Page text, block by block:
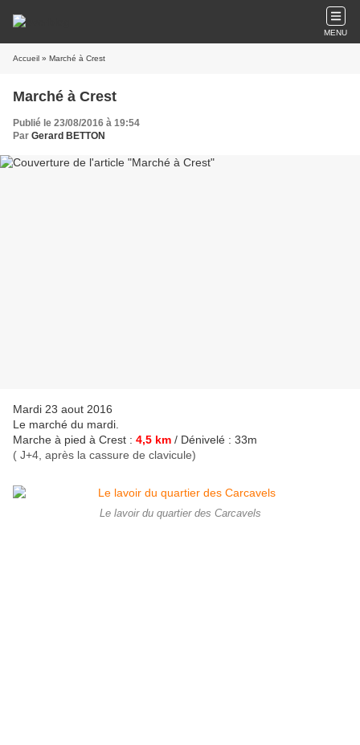
MENU
Accueil » Marché à Crest
Marché à Crest
Publié le 23/08/2016 à 19:54
Par Gerard BETTON
Mardi 23 aout 2016
Le marché du mardi.
Marche à pied à Crest : 4,5 km / Dénivelé : 33m
( J+4 , après la cassure de clavicule)
Le lavoir du quartier des Carcavels